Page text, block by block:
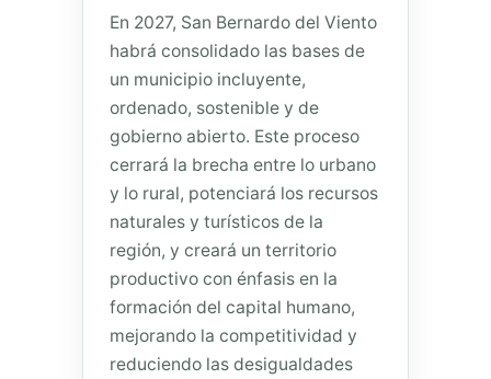
En 2027, San Bernardo del Viento
habrá consolidado las bases de
un municipio incluyente,
ordenado, sostenible y de
gobierno abierto. Este proceso
cerrará la brecha entre lo urbano
y lo rural, potenciará los recursos
naturales y turísticos de la
región, y creará un territorio
productivo con énfasis en la
formación del capital humano,
mejorando la competitividad y
reduciendo las desigualdades